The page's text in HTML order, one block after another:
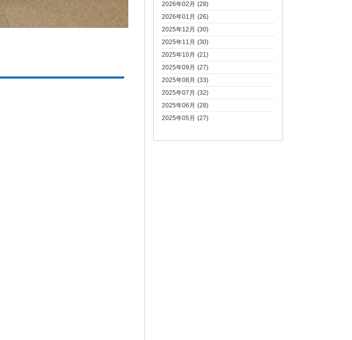
2026年02月 (28)
2026年01月 (26)
2025年12月 (30)
2025年11月 (30)
2025年10月 (21)
2025年09月 (27)
2025年08月 (33)
2025年07月 (32)
2025年06月 (28)
2025年05月 (27)